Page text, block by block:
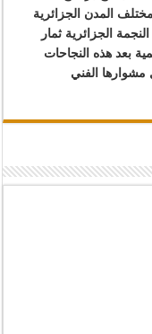
المدن الجزائرية
الجزائرية ثمار
بعد هذه النجاحات
مشوارها الفني